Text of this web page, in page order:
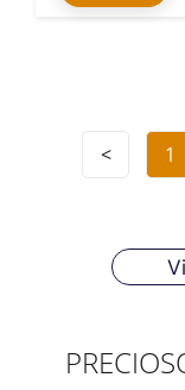
< 1